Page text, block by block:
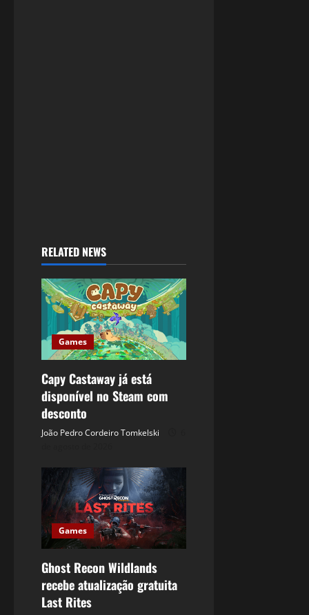
RELATED NEWS
Games
Capy Castaway já está
disponível no Steam com
desconto
João Pedro Cordeiro Tomkelski
Games
Ghost Recon Wildlands
recebe atualização gratuita
Last Rites